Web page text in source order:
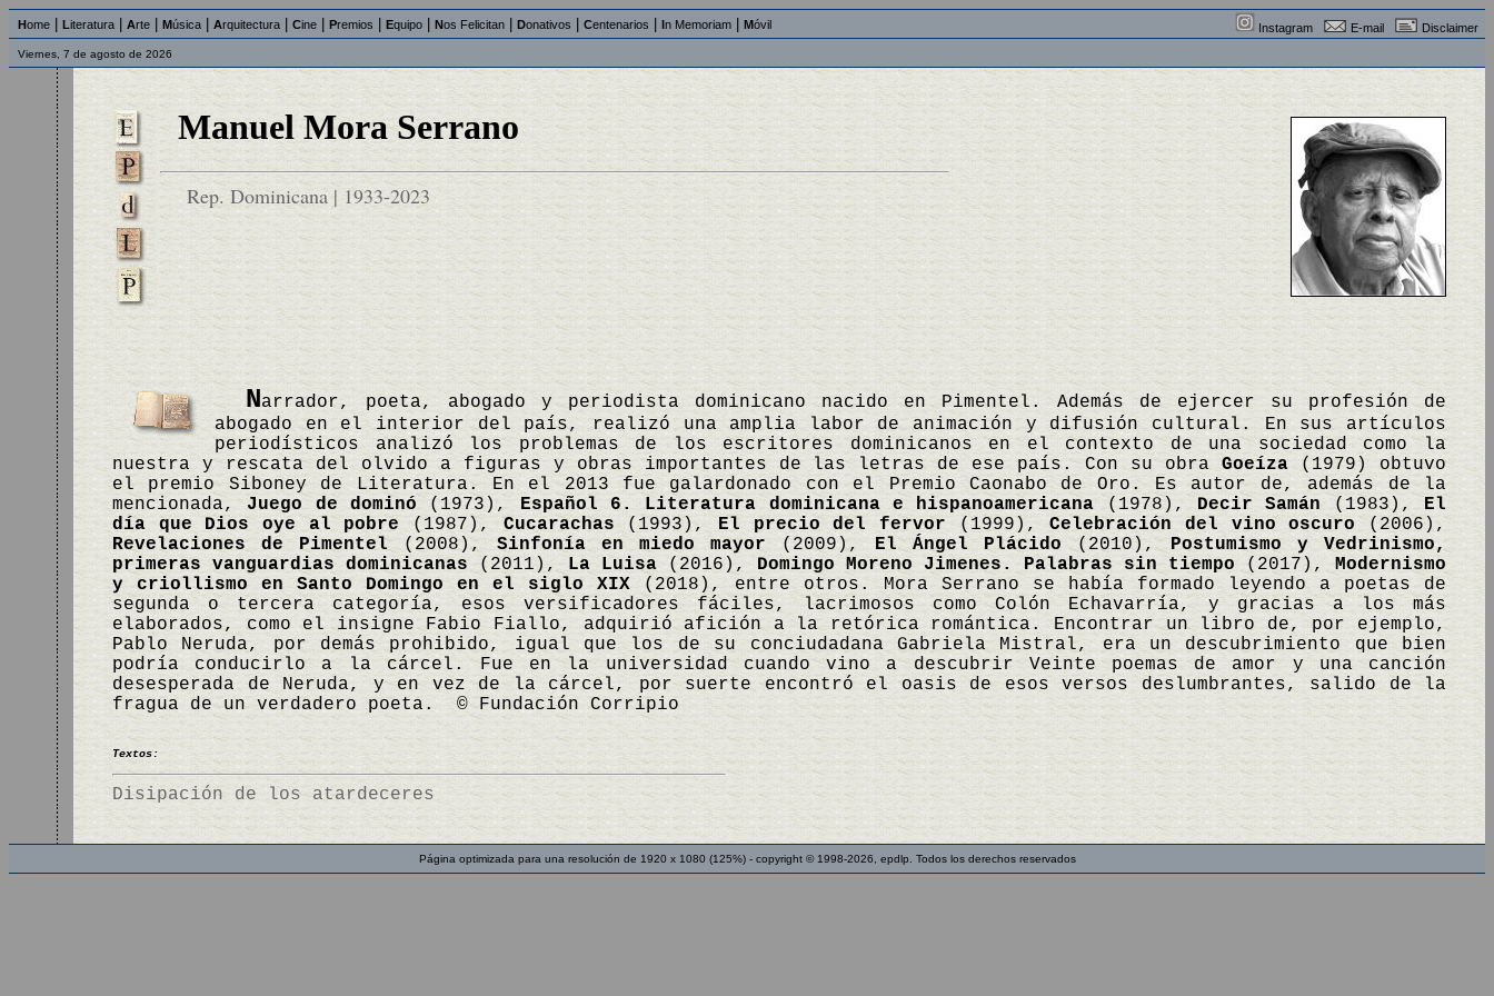
Home Literatura Arte Música Arquitectura Cine Premios Equipo Nos Felicitan Donativos Centenarios In Memoriam Móvil Instagram E-mail Disclaimer
Viernes, 7 de agosto de 2026
Manuel Mora Serrano
Rep. Dominicana | 1933-2023
Narrador, poeta, abogado y periodista dominicano nacido en Pimentel. Además de ejercer su profesión de
abogado en el interior del país, realizó una amplia labor de animación y difusión cultural. En sus artículos
periodísticos analizó los problemas de los escritores dominicanos en el contexto de una sociedad como la
nuestra y rescata del olvido a figuras y obras importantes de las letras de ese país. Con su obraGoeíza (1979) obtuvo
el premio Siboney de Literatura. En el 2013 fue galardonado con el Premio Caonabo de Oro. Es autor de, además de la
mencionada,Juego de dominó(1973), Español 6. Literatura dominicana e hispanoamericana(1978), Decir Samán (1983), El
día que Dios oye al pobre (1987),Cucarachas(1993), El precio del fervor (1999),Celebración del vino oscuro (2006),
Revelaciones de Pimentel(2008), Sinfonía en miedo mayor (2009), El Ángel Plácido (2010), Postumismo y Vedrinismo,
primeras vanguardias dominicanas (2011), La Luisa (2016), Domingo Moreno Jimenes. Palabras sin tiempo (2017),Modernismo
y criollismo en Santo Domingo en el siglo XIX (2018), entre otros. Mora Serrano se había formado leyendo a poetas de
segunda o tercera categoría, esos versificadores fáciles, lacrimosos como Colón Echavarría, y gracias a los más
elaborados, como el insigne Fabio Fiallo, adquirió afición a la retórica romántica. Encontrar un libro de, por ejemplo,
Pablo Neruda, por demás prohibido, igual que los de su conciudadana Gabriela Mistral, era un descubrimiento que bien
podría conducirlo a la cárcel. Fue en la universidad cuando vino a descubrir Veinte poemas de amor y una canción
desesperada de Neruda, y en vez de la cárcel, por suerte encontró el oasis de esos versos deslumbrantes, salido de la
fragua de un verdadero poeta. © Fundación Corripio
Textos:
Disipación de los atardeceres
Página optimizada para una resolución de 1920 x 1080 (125%) - copyright © 1998-2026, epdlp. Todos los derechos reservados